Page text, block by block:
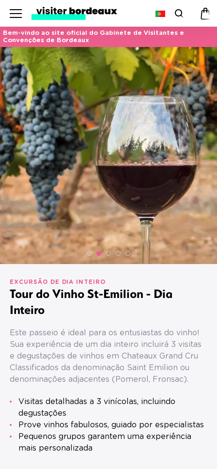
Menu
Bem-vindo ao site oficial do Gabinete de Visitantes e
Convenções de Bordeaux
EXCURSÃO DE DIA INTEIRO
Tour do Vinho St-Emilion - Dia
Inteiro
Este passeio é ideal para os entusiastas do vinho!
Sua experiência de um dia inteiro incluirá 3 visitas
e degustações de vinhos em Chateaux Grand Cru
Classificados da denominação Saint Emilion ou
denominações adjacentes (Pomerol, Fronsac).
Visitas detalhadas a 3 vinícolas, incluindo
degustações
Prove vinhos fabulosos, guiado por especialistas
Pequenos grupos garantem uma experiência
mais personalizada